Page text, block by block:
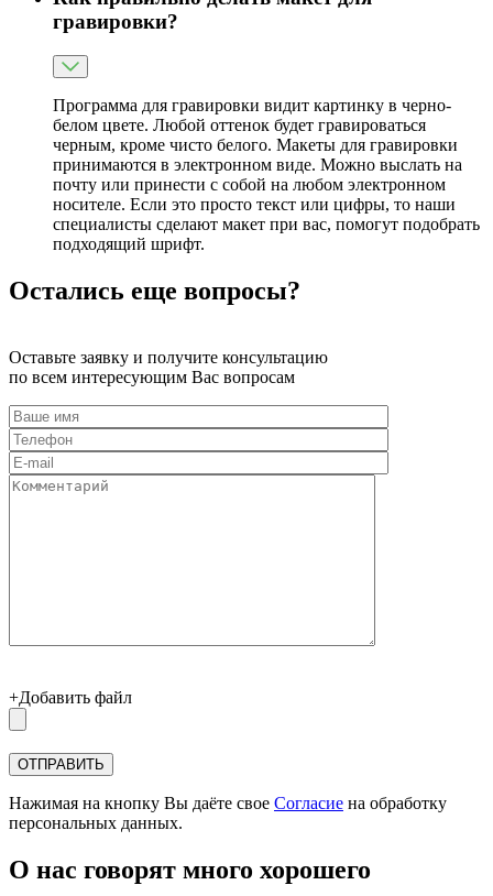
гравировки?
Программа для гравировки видит картинку в черно-
белом цвете. Любой оттенок будет гравироваться
черным, кроме чисто белого. Макеты для гравировки
принимаются в электронном виде. Можно выслать на
почту или принести с собой на любом электронном
носителе. Если это просто текст или цифры, то наши
специалисты сделают макет при вас, помогут подобрать
подходящий шрифт.
Остались еще вопросы?
Оставьте заявку и получите консультацию
по всем интересующим Вас вопросам
+Добавить файл
Нажимая на кнопку Вы даёте свое Согласие на обработку
персональных данных.
О нас говорят много хорошего